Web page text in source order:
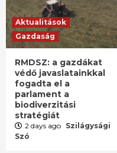
Aktualitások
Gazdaság
RMDSZ: a gazdákat
védő javaslatainkkal
fogadta el a
parlament a
biodiverzitási
stratégiát
2 days ago Szilágysági
Szó